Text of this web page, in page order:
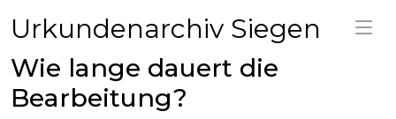
Urkundenarchiv Siegen
Wie lange dauert die
Bearbeitung?